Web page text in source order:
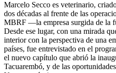
Marcelo Secco es veterinario,
dos décadas al frente de las
MBRF —la empresa surgida de
Desde ese lugar, con una mirada
interior con la perspectiva de una
países, fue entrevistado en el
el nuevo capítulo que abrió la
Tacuarembó, y de las